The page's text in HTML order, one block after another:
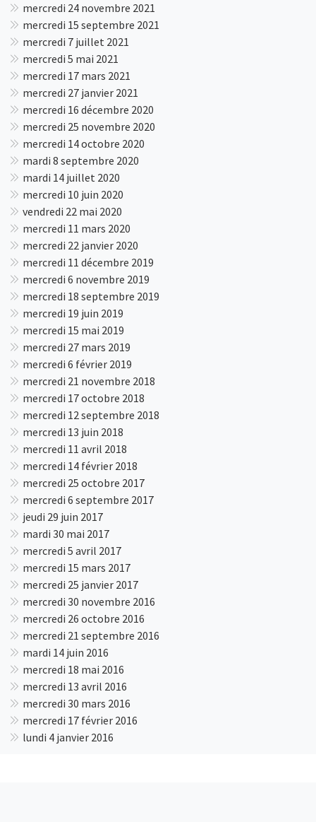
mercredi 24 novembre 2021
mercredi 15 septembre 2021
mercredi 7 juillet 2021
mercredi 5 mai 2021
mercredi 17 mars 2021
mercredi 27 janvier 2021
mercredi 16 décembre 2020
mercredi 25 novembre 2020
mercredi 14 octobre 2020
mardi 8 septembre 2020
mardi 14 juillet 2020
mercredi 10 juin 2020
vendredi 22 mai 2020
mercredi 11 mars 2020
mercredi 22 janvier 2020
mercredi 11 décembre 2019
mercredi 6 novembre 2019
mercredi 18 septembre 2019
mercredi 19 juin 2019
mercredi 15 mai 2019
mercredi 27 mars 2019
mercredi 6 février 2019
mercredi 21 novembre 2018
mercredi 17 octobre 2018
mercredi 12 septembre 2018
mercredi 13 juin 2018
mercredi 11 avril 2018
mercredi 14 février 2018
mercredi 25 octobre 2017
mercredi 6 septembre 2017
jeudi 29 juin 2017
mardi 30 mai 2017
mercredi 5 avril 2017
mercredi 15 mars 2017
mercredi 25 janvier 2017
mercredi 30 novembre 2016
mercredi 26 octobre 2016
mercredi 21 septembre 2016
mardi 14 juin 2016
mercredi 18 mai 2016
mercredi 13 avril 2016
mercredi 30 mars 2016
mercredi 17 février 2016
lundi 4 janvier 2016